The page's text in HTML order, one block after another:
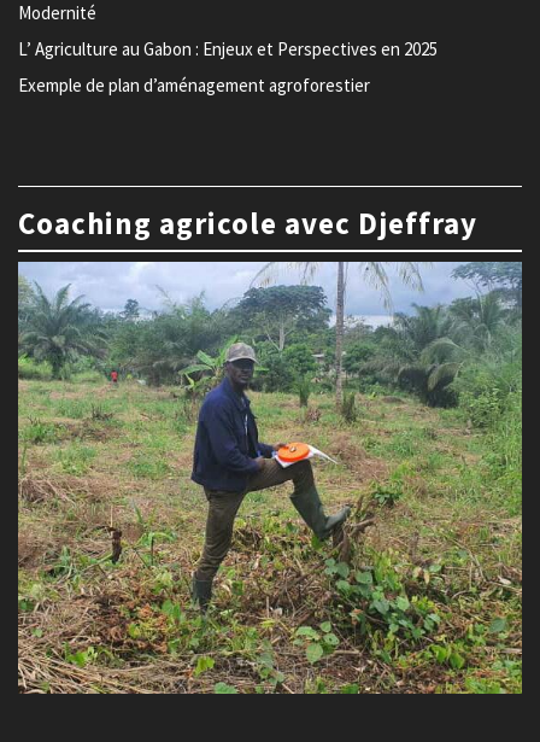
Modernité
L’ Agriculture au Gabon : Enjeux et Perspectives en 2025
Exemple de plan d’aménagement agroforestier
Coaching agricole avec Djeffray